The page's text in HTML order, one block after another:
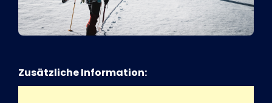
Zusätzliche Information: